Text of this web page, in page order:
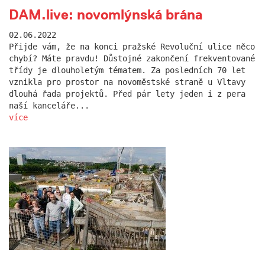
DAM.live: novomlýnská brána
02.06.2022
Přijde vám, že na konci pražské Revoluční ulice něco
chybí? Máte pravdu! Důstojné zakončení frekventované
třídy je dlouholetým tématem. Za posledních 70 let
vznikla pro prostor na novoměstské straně u Vltavy
dlouhá řada projektů. Před pár lety jeden i z pera
naší kanceláře...
více